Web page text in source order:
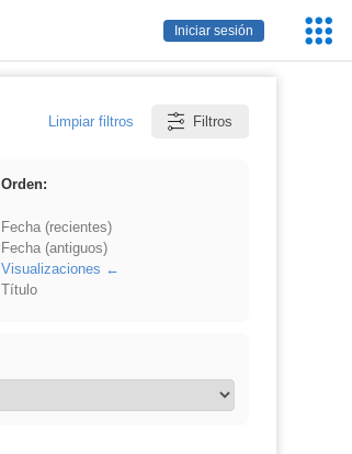
Iniciar sesión
Limpiar filtros Filtros
Orden:
Fecha (recientes)
Fecha (antiguos)
Visualizaciones
Título